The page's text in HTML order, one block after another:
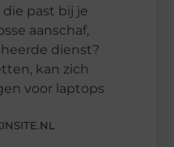
past bij je
aanschaf,
dienst?
kan zich
voor laptops